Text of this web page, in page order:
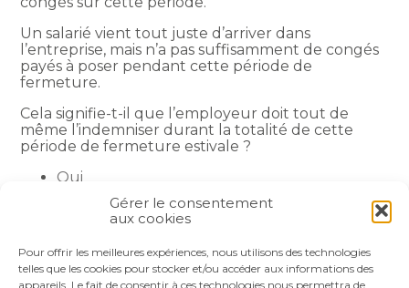
Gérer le consentement
aux cookies
Pour offrir les meilleures expériences, nous utilisons des technologies
telles que les cookies pour stocker et/ou accéder aux informations des
appareils. Le fait de consentir à ces technologies nous permettra de
Un salarié vient tout juste d’arriver dans
l’entreprise, mais n’a pas suffisamment de congés
payés à poser pendant cette période de
fermeture.
Cela signifie-t-il que l’employeur doit tout de
même l’indemniser durant la totalité de cette
période de fermeture estivale ?
Oui